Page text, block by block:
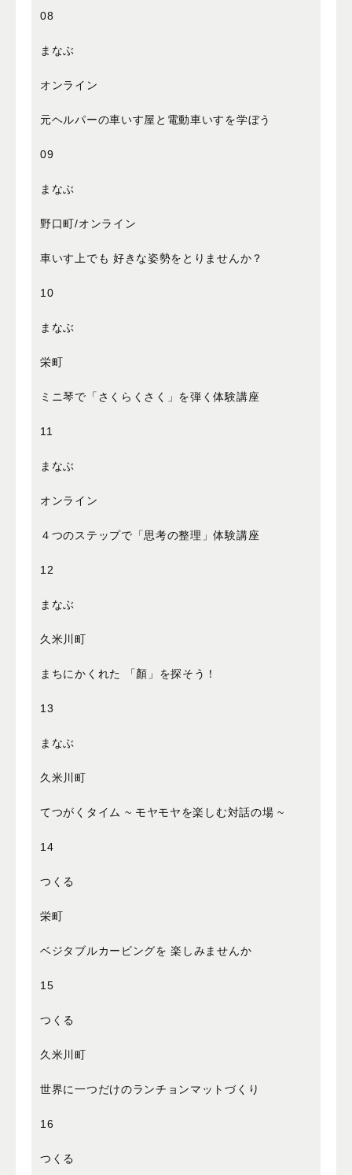
08
まなぶ
オンライン
元ヘルパーの車いす屋と電動車いすを学ぼう
09
まなぶ
野口町/オンライン
車いす上でも 好きな姿勢をとりませんか？
10
まなぶ
栄町
ミニ琴で「さくらくさく」を弾く体験講座
11
まなぶ
オンライン
４つのステップで「思考の整理」体験講座
12
まなぶ
久米川町
まちにかくれた 「顏」を探そう！
13
まなぶ
久米川町
てつがくタイム ~ モヤモヤを楽しむ対話の場 ~
14
つくる
栄町
ベジタブルカービングを 楽しみませんか
15
つくる
久米川町
世界に一つだけのランチョンマットづくり
16
つくる